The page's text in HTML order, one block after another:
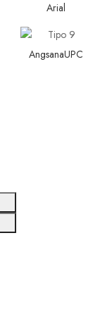
Arial
AngsanaUPC